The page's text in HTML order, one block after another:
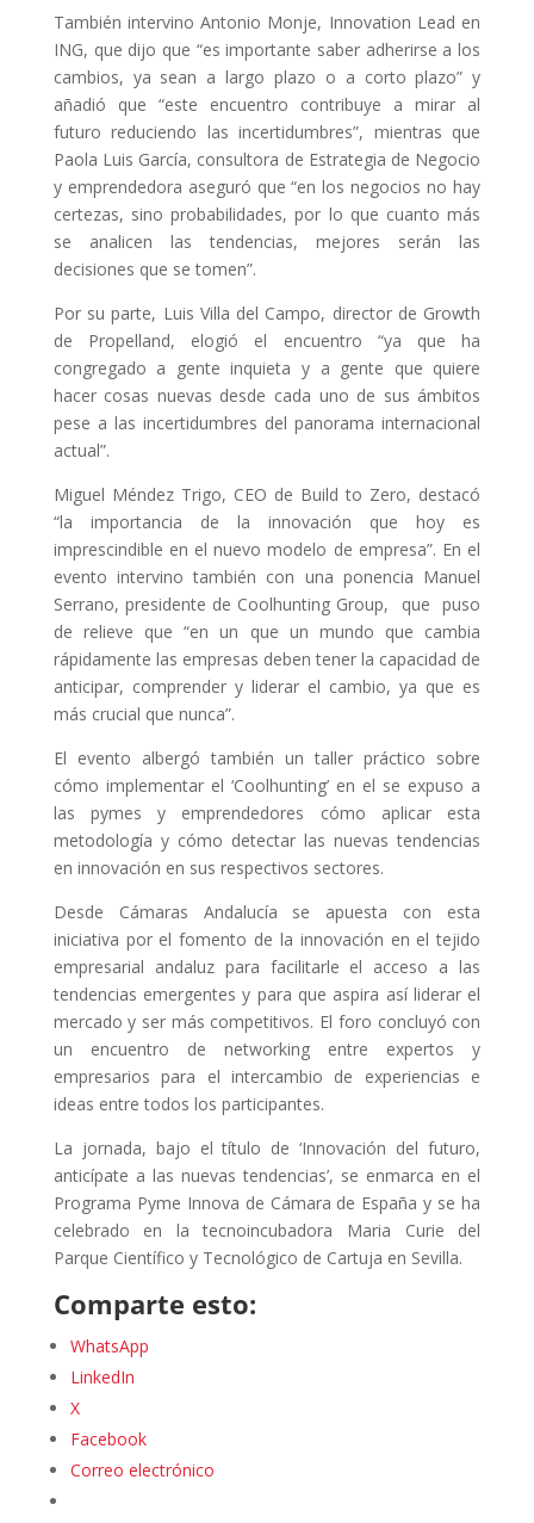
También intervino Antonio Monje, Innovation Lead en
ING, que dijo que “es importante saber adherirse a los
cambios, ya sean a largo plazo o a corto plazo” y
añadió que “este encuentro contribuye a mirar al
futuro reduciendo las incertidumbres”, mientras que
Paola Luis García, consultora de Estrategia de Negocio
y emprendedora aseguró que “en los negocios no hay
certezas, sino probabilidades, por lo que cuanto más
se analicen las tendencias, mejores serán las
decisiones que se tomen”.
Por su parte, Luis Villa del Campo, director de Growth
de Propelland, elogió el encuentro “ya que ha
congregado a gente inquieta y a gente que quiere
hacer cosas nuevas desde cada uno de sus ámbitos
pese a las incertidumbres del panorama internacional
actual”.
Miguel Méndez Trigo, CEO de Build to Zero, destacó
“la importancia de la innovación que hoy es
imprescindible en el nuevo modelo de empresa”. En el
evento intervino también con una ponencia Manuel
Serrano, presidente de Coolhunting Group, que puso
de relieve que “en un que un mundo que cambia
rápidamente las empresas deben tener la capacidad de
anticipar, comprender y liderar el cambio, ya que es
más crucial que nunca”.
El evento albergó también un taller práctico sobre
cómo implementar el ‘Coolhunting’ en el se expuso a
las pymes y emprendedores cómo aplicar esta
metodología y cómo detectar las nuevas tendencias
en innovación en sus respectivos sectores.
Desde Cámaras Andalucía se apuesta con esta
iniciativa por el fomento de la innovación en el tejido
empresarial andaluz para facilitarle el acceso a las
tendencias emergentes y para que aspira así liderar el
mercado y ser más competitivos. El foro concluyó con
un encuentro de networking entre expertos y
empresarios para el intercambio de experiencias e
ideas entre todos los participantes.
La jornada, bajo el título de ‘Innovación del futuro,
anticípate a las nuevas tendencias’, se enmarca en el
Programa Pyme Innova de Cámara de España y se ha
celebrado en la tecnoincubadora Maria Curie del
Parque Científico y Tecnológico de Cartuja en Sevilla.
Comparte esto:
WhatsApp
LinkedIn
X
Facebook
Correo electrónico